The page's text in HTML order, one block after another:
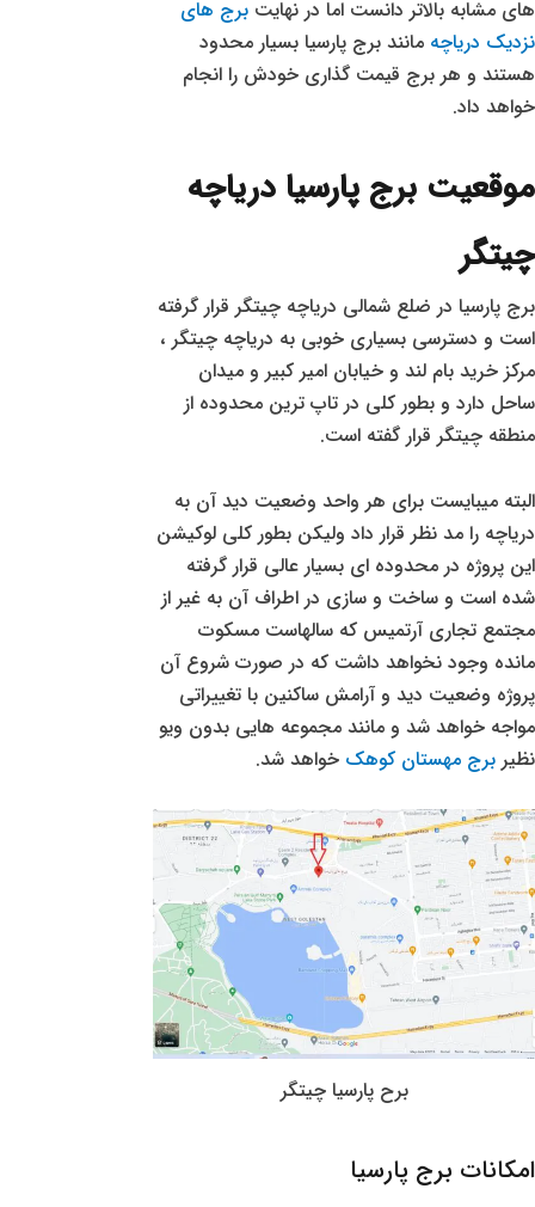
های مشابه بالاتر دانست اما در نهایت برج های
نزدیک دریاچه مانند برج پارسیا بسیار محدود
هستند و هر برج قیمت گذاری خودش را انجام
خواهد داد.
موقعیت برج پارسیا دریاچه
چیتگر
برج پارسیا در ضلع شمالی دریاچه چیتگر قرار گرفته
است و دسترسی بسیاری خوبی به دریاچه چیتگر ،
مرکز خرید بام لند و خیابان امیر کبیر و میدان
ساحل دارد و بطور کلی در تاپ ترین محدوده از
منطقه چیتگر قرار گفته است.
البته میبایست برای هر واحد وضعیت دید آن به
دریاچه را مد نظر قرار داد ولیکن بطور کلی لوکیشن
این پروژه در محدوده ای بسیار عالی قرار گرفته
شده است و ساخت و سازی در اطراف آن به غیر از
مجتمع تجاری آرتمیس که سالهاست مسکوت
مانده وجود نخواهد داشت که در صورت شروع آن
پروژه وضعیت دید و آرامش ساکنین با تغییراتی
مواجه خواهد شد و مانند مجموعه هایی بدون ویو
نظیر برج مهستان کوهک خواهد شد.
برح پارسیا چیتگر
امکانات برج پارسیا